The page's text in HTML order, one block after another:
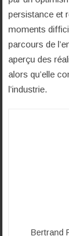
persistance et
moments
parcours de
aperçu des
alors qu’elle
l’industrie.
Bertrand